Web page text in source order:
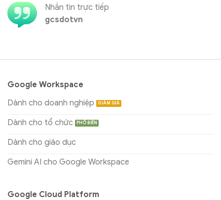
Nhắn tin trực tiếp
gcsdotvn
Google Workspace
Dành cho doanh nghiệp
Dành cho tổ chức
Dành cho giáo dục
Gemini AI cho Google Workspace
Google Cloud Platform